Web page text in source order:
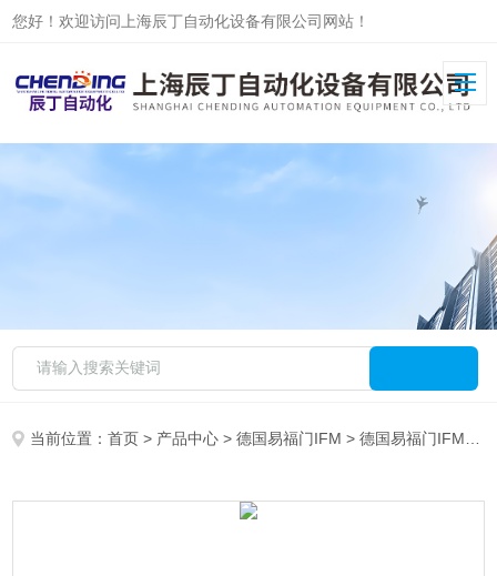
您好！欢迎访问上海辰丁自动化设备有限公司网站！
当前位置：首页 > 产品中心 >德国易福门IFM >德国易福门IFM现货系列